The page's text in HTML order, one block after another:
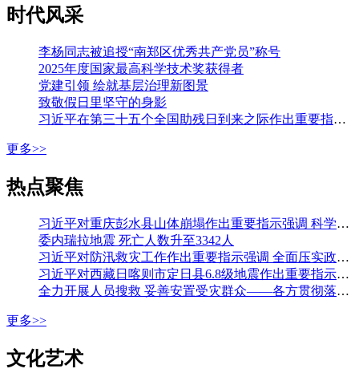
时代风采
李杨同志被追授“南郑区优秀共产党员”称号
2025年度国家最高科学技术奖获得者
党建引领 绘就基层治理新图景
致敬假日里坚守的身影
习近平在第三十五个全国助残日到来之际作出重要指示强调 从自强模范身上汲取精神力量 勇敢克服困难挑战积极追求人生梦想 李强会见第七次全国自强模范暨助残先进表彰大会代表
更多>>
热点聚焦
习近平对重庆彭水县山体崩塌作出重要指示强调 科学组织搜救 加强监测预警和巡查排险 切实保障人民群众生命财产安全 李强作出批示
委内瑞拉地震 死亡人数升至3342人
习近平对防汛救灾工作作出重要指示强调 全面压实政治责任 落实落细各项防汛措施 全力保障人民生命财产安全 李强作出批示
习近平对西藏日喀则市定日县6.8级地震作出重要指示强调 全力开展人员搜救 最大限度减少人员伤亡 妥善安置受灾群众 确保安全温暖过冬 李强作出批示
全力开展人员搜救 妥善安置受灾群众——各方贯彻落实习近平总书记重要指示全力开展西藏定日县地震大救援
更多>>
文化艺术